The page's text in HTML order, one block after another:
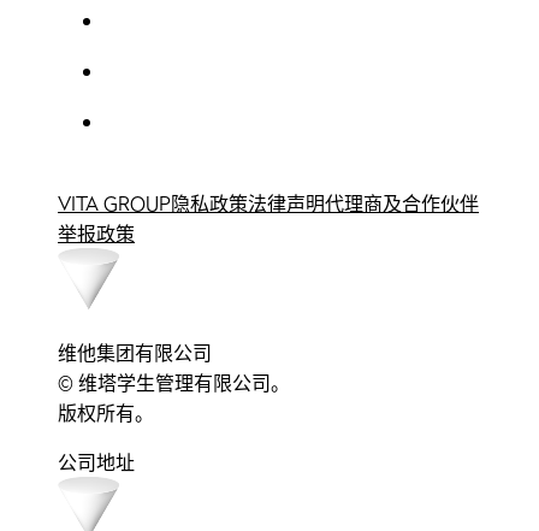
VITA GROUP隐私政策法律声明代理商及合作伙伴
举报政策
维他集团有限公司
© 维塔学生管理有限公司。
版权所有。
公司地址